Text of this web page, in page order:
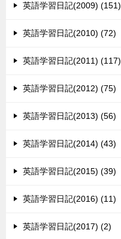
英語学習日記(2009) (151)
英語学習日記(2010) (72)
英語学習日記(2011) (117)
英語学習日記(2012) (75)
英語学習日記(2013) (56)
英語学習日記(2014) (43)
英語学習日記(2015) (39)
英語学習日記(2016) (11)
英語学習日記(2017) (2)